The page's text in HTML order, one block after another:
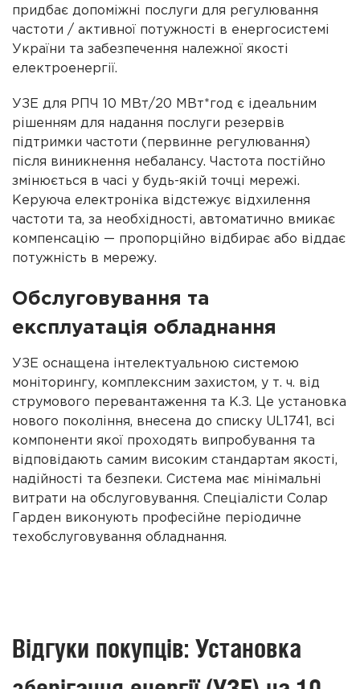
придбає допоміжні послуги для регулювання
частоти / активної потужності в енергосистемі
України та забезпечення належної якості
електроенергії.
УЗЕ для РПЧ 10 МВт/20 МВт*год є ідеальним
рішенням для надання послуги резервів
підтримки частоти (первинне регулювання)
після виникнення небалансу. Частота постійно
змінюється в часі у будь-якій точці мережі.
Керуюча електроніка відстежує відхилення
частоти та, за необхідності, автоматично вмикає
компенсацію — пропорційно відбирає або віддає
потужність в мережу.
Обслуговування та
експлуатація обладнання
УЗЕ оснащена інтелектуальною системою
моніторингу, комплексним захистом, у т. ч. від
струмового перевантаження та К.З. Це установка
нового покоління, внесена до списку UL1741, всі
компоненти якої проходять випробування та
відповідають самим високим стандартам якості,
надійності та безпеки. Система має мінімальні
витрати на обслуговування. Спеціалісти Солар
Гарден виконують професійне періодичне
техобслуговування обладнання.
Відгуки покупців: Установка